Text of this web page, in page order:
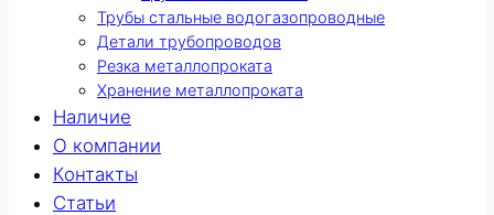
Трубы стальные водогазопроводные
Детали трубопроводов
Резка металлопроката
Хранение металлопроката
Наличие
О компании
Контакты
Статьи